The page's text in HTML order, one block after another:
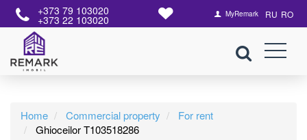
+373 79 103020
+373 22 103020 MyRemark RU RO
Home Commercial property
For rent
Ghioceilor T103518286